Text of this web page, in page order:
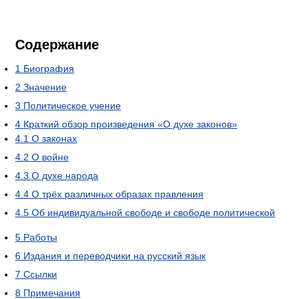
Содержание
1 Биография
2 Значение
3 Политическое учение
4 Краткий обзор произведения «О духе законов»
4.1 О законах
4.2 О войне
4.3 О духе народа
4.4 О трёх различных образах правления
4.5 Об индивидуальной свободе и свободе политической
5 Работы
6 Издания и переводчики на русский язык
7 Ссылки
8 Примечания